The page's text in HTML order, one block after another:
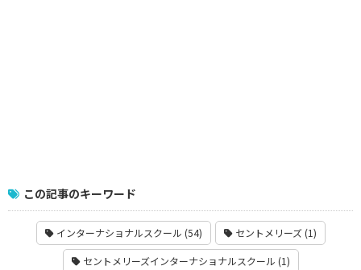
この記事のキーワード
インターナショナルスクール (54) セントメリーズ (1)
セントメリーズインターナショナルスクール (1)